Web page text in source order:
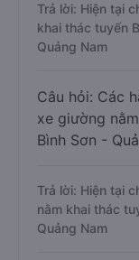
Trả lời: Hiện tại
khai thác tuyến
Quảng Nam
Câu hỏi: Các
xe giường
Bình Sơn -
Trả lời: Hiện tại
nằm khai thác
Quảng Nam